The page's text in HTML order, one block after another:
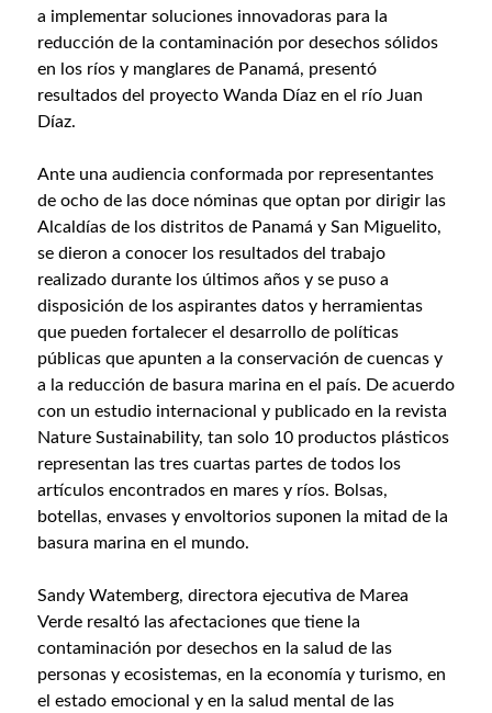
a implementar soluciones innovadoras para la
reducción de la contaminación por desechos sólidos
en los ríos y manglares de Panamá, presentó
resultados del proyecto Wanda Díaz en el río Juan
Díaz.
Ante una audiencia conformada por representantes
de ocho de las doce nóminas que optan por dirigir las
Alcaldías de los distritos de Panamá y San Miguelito,
se dieron a conocer los resultados del trabajo
realizado durante los últimos años y se puso a
disposición de los aspirantes datos y herramientas
que pueden fortalecer el desarrollo de políticas
públicas que apunten a la conservación de cuencas y
a la reducción de basura marina en el país. De acuerdo
con un estudio internacional y publicado en la revista
Nature Sustainability, tan solo 10 productos plásticos
representan las tres cuartas partes de todos los
artículos encontrados en mares y ríos. Bolsas,
botellas, envases y envoltorios suponen la mitad de la
basura marina en el mundo.
Sandy Watemberg, directora ejecutiva de Marea
Verde resaltó las afectaciones que tiene la
contaminación por desechos en la salud de las
personas y ecosistemas, en la economía y turismo, en
el estado emocional y en la salud mental de las